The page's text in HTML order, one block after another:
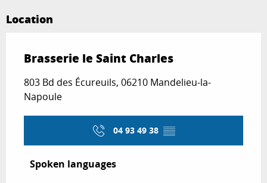
Location
Brasserie le Saint Charles
803 Bd des Écureuils, 06210 Mandelieu-la-
Napoule
04 93 49 38 ▒▒
Spoken languages
Spoken languages